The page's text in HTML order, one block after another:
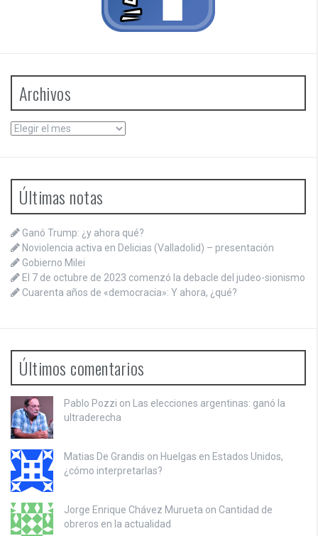
Archivos
Archivos
Últimas notas
Ganó Trump: ¿y ahora qué?
Noviolencia activa en Delicias (Valladolid) – presentación
Gobierno Milei
El 7 de octubre de 2023 comenzó la debacle del judeo-sionismo
Cuarenta años de «democracia»: Y ahora, ¿qué?
Últimos comentarios
Pablo Pozzi on Las elecciones argentinas: ganó la
ultraderecha
Matias De Grandis on Huelgas en Estados Unidos,
¿cómo interpretarlas?
Jorge Enrique Chávez Murueta on Cantidad de
obreros en la actualidad